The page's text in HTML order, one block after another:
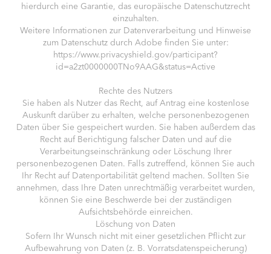
hierdurch eine Garantie, das europäische Datenschutzrecht
einzuhalten.
Weitere Informationen zur Datenverarbeitung und Hinweise
zum Datenschutz durch Adobe finden Sie unter:
https://www.privacyshield.gov/participant?
id=a2zt0000000TNo9AAG&status=Active
Rechte des Nutzers
Sie haben als Nutzer das Recht, auf Antrag eine kostenlose
Auskunft darüber zu erhalten, welche personenbezogenen
Daten über Sie gespeichert wurden. Sie haben außerdem das
Recht auf Berichtigung falscher Daten und auf die
Verarbeitungseinschränkung oder Löschung Ihrer
personenbezogenen Daten. Falls zutreffend, können Sie auch
Ihr Recht auf Datenportabilität geltend machen. Sollten Sie
annehmen, dass Ihre Daten unrechtmäßig verarbeitet wurden,
können Sie eine Beschwerde bei der zuständigen
Aufsichtsbehörde einreichen.
Löschung von Daten
Sofern Ihr Wunsch nicht mit einer gesetzlichen Pflicht zur
Aufbewahrung von Daten (z. B. Vorratsdatenspeicherung)